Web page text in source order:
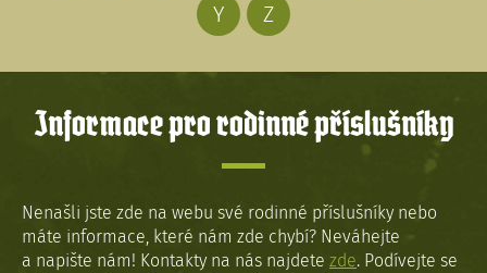
Y
Z
Informace pro rodinné příslušníky
Nenašli jste zde na webu své rodinné příslušníky nebo
máte informace, které nám zde chybí? Neváhejte
a napište nám! Kontakty na nás najdete zde. Podívejte se